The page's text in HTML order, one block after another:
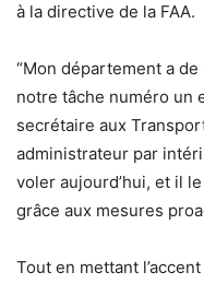
à la directive de la FAA.
“Mon département a
notre tâche numéro un
secrétaire aux
administrateur par
voler aujourd’hui, et il
grâce aux mesures
Tout en mettant